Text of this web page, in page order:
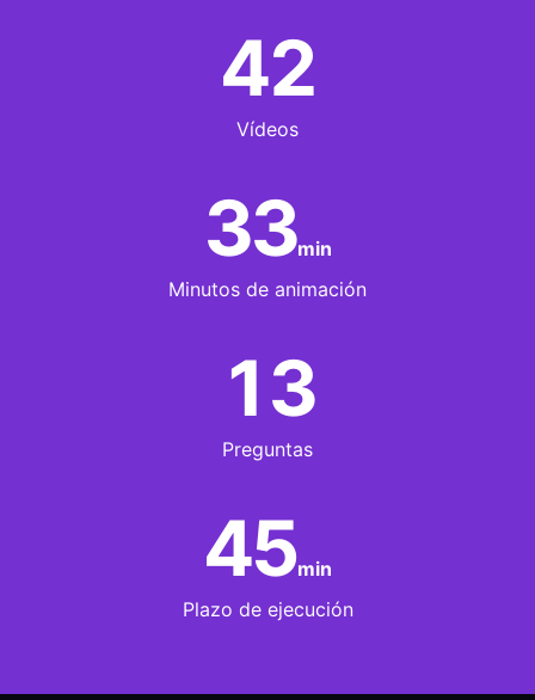
42
Vídeos
33min
Minutos de animación
13
Preguntas
45min
Plazo de ejecución